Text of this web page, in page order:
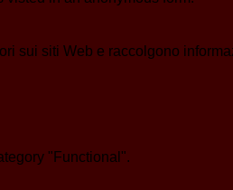
sui siti Web e raccolgono
"Functional".